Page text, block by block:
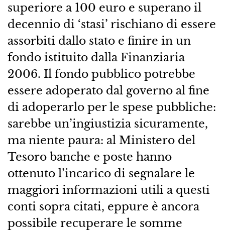
superiore a 100 euro e superano il
decennio di ‘stasi’ rischiano di essere
assorbiti dallo stato e finire in un
fondo istituito dalla Finanziaria
2006. Il fondo pubblico potrebbe
essere adoperato dal governo al fine
di adoperarlo per le spese pubbliche:
sarebbe un’ingiustizia sicuramente,
ma niente paura: al Ministero del
Tesoro banche e poste hanno
ottenuto l’incarico di segnalare le
maggiori informazioni utili a questi
conti sopra citati, eppure è ancora
possibile recuperare le somme